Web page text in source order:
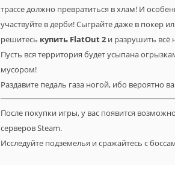
трассе должно превратиться в хлам! И
участвуйте в дерби! Сыграйте даже в покер
решитесь купить FlatOut2 и разрушить всё
Пусть вся территория будет усыпана
мусором!
Раздавите педаль газа ногой, ибо вероятно
После покупки игры, у вас появится
серверов Steam.
Исследуйте подземелья и сражайтесь с